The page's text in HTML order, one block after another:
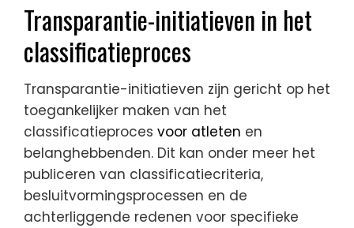
Transparantie-initiatieven in het
classificatieproces
Transparantie-initiatieven zijn gericht op het
toegankelijker maken van het
classificatieproces voor atleten en
belanghebbenden. Dit kan onder meer het
publiceren van classificatiecriteria,
besluitvormingsprocessen en de
achterliggende redenen voor specifieke